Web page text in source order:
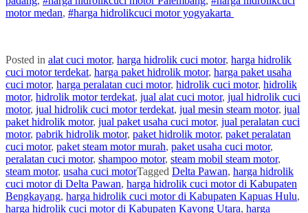
motormedan, #harga hidrolikcuci motoryogyakarta
Posted in alat cuci motor, harga hidrolik cuci motor, harga hidrolik
cuci motor terdekat, harga paket hidrolik motor, harga paket usaha
cuci motor, harga peralatan cuci motor, hidrolik cuci motor, hidrolik
motor, hidrolik motor terdekat, jual alat cuci motor, jual hidrolik cuci
motor, jual hidrolik cuci motor terdekat, jual mesin steam motor, jual
paket hidrolik motor, jual paket usaha cuci motor, jual peralatan cuci
motor, pabrik hidrolik motor, paket hidrolik motor, paket peralatan
cuci motor, paket steam motor murah, paket usaha cuci motor,
peralatan cuci motor, shampoo motor, steam mobil steam motor,
steam motor, usaha cuci motorTagged Delta Pawan, harga hidrolik
cuci motor di Delta Pawan, harga hidrolik cuci motor di Kabupaten
Bengkayang, harga hidrolik cuci motor di Kabupaten Kapuas Hulu,
harga hidrolik cuci motor di Kabupaten Kayong Utara, harga